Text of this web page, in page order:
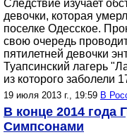
Следствие изучает
девочки, которая
поселке Одесское.
свою очередь
пятилетней девочки
Туапсинский лагерь
из которого заболели
19 июля 2013 г., 19:59 В
В конце 2014
Симпсонами